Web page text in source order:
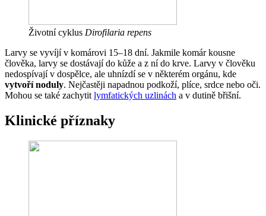
Životní cyklus Dirofilaria repens
Larvy se vyvíjí v komárovi 15–18 dní. Jakmile komár kousne
člověka, larvy se dostávají do kůže a z ní do krve. Larvy v člověku
nedospívají v dospělce, ale uhnízdí se v některém orgánu, kde
vytvoří noduly. Nejčastěji napadnou podkoží, plíce, srdce nebo oči.
Mohou se také zachytit lymfatických uzlinách a v dutině břišní.
Klinické příznaky